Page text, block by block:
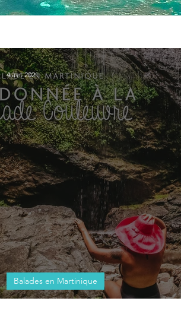
Balades en Martinique
4 avr. 2021